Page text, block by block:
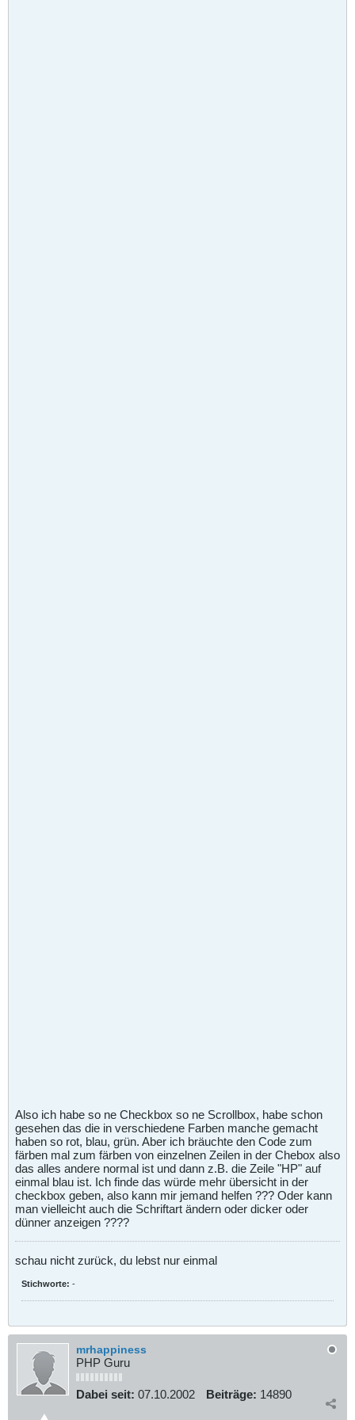
Also ich habe so ne Checkbox so ne Scrollbox, habe schon
gesehen das die in verschiedene Farben manche gemacht
haben so rot, blau, grün. Aber ich bräuchte den Code zum
färben mal zum färben von einzelnen Zeilen in der Chebox also
das alles andere normal ist und dann z.B. die Zeile "HP" auf
einmal blau ist. Ich finde das würde mehr übersicht in der
checkbox geben, also kann mir jemand helfen ??? Oder kann
man vielleicht auch die Schriftart ändern oder dicker oder
dünner anzeigen ????
schau nicht zurück, du lebst nur einmal
Stichworte: -
mrhappiness
PHP Guru
Dabei seit: 07.10.2002 Beiträge: 14890